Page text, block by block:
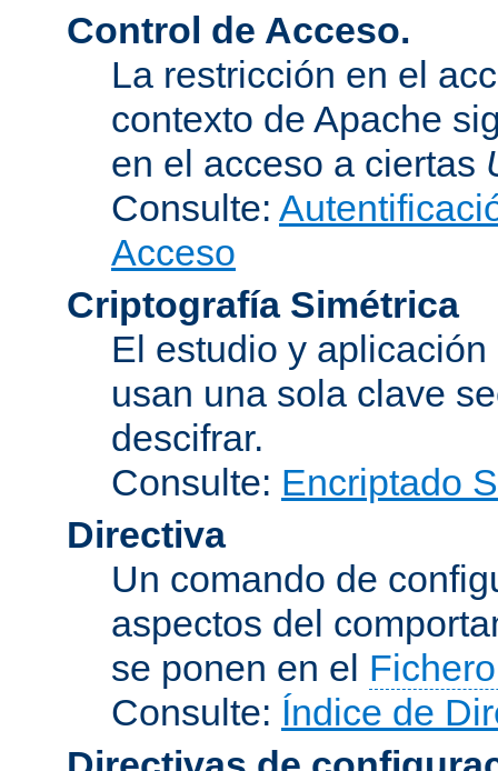
Control de Acceso.
La restricción en el
contexto de Apache
en el acceso a ciertas
Consulte:
Acceso
Criptografía Simétrica
El estudio y
usan una sola clave
descifrar.
Consulte: Encriptado
Directiva
Un comando de
aspectos del
se ponen en el
Consulte: Índice de